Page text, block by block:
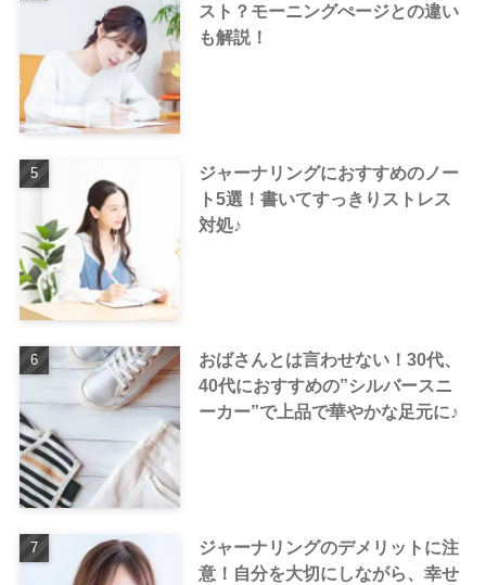
スト？モーニングぺージとの違い
も解説！
ジャーナリングにおすすめのノー
ト5選！書いてすっきりストレス
対処♪
おばさんとは言わせない！30代、
40代におすすめの”シルバースニ
ーカー”で上品で華やかな足元に♪
ジャーナリングのデメリットに注
意！自分を大切にしながら、幸せ